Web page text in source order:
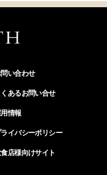
い合わせ
あるお問い合せ
情報
イバシーポリシー
店様向けサイト